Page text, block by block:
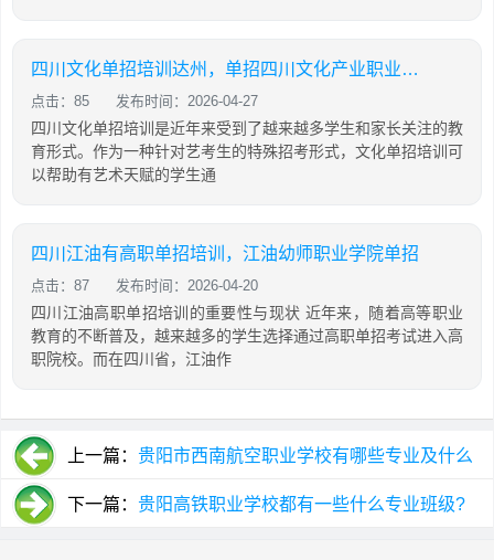
四川文化单招培训达州，单招四川文化产业职业学院
点击：85 发布时间：2026-04-27
四川文化单招培训是近年来受到了越来越多学生和家长关注的教
育形式。作为一种针对艺考生的特殊招考形式，文化单招培训可
以帮助有艺术天赋的学生通
四川江油有高职单招培训，江油幼师职业学院单招
点击：87 发布时间：2026-04-20
四川江油高职单招培训的重要性与现状 近年来，随着高等职业
教育的不断普及，越来越多的学生选择通过高职单招考试进入高
职院校。而在四川省，江油作
上一篇： 贵阳市西南航空职业学校有哪些专业及什么
专业好 下一篇： 贵阳高铁职业学校都有一些什么专业班级?